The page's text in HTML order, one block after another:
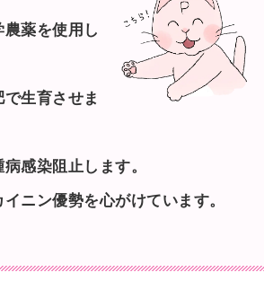
薬を使用し
生育させま
感染阻止します。
ニン優勢を心がけています。